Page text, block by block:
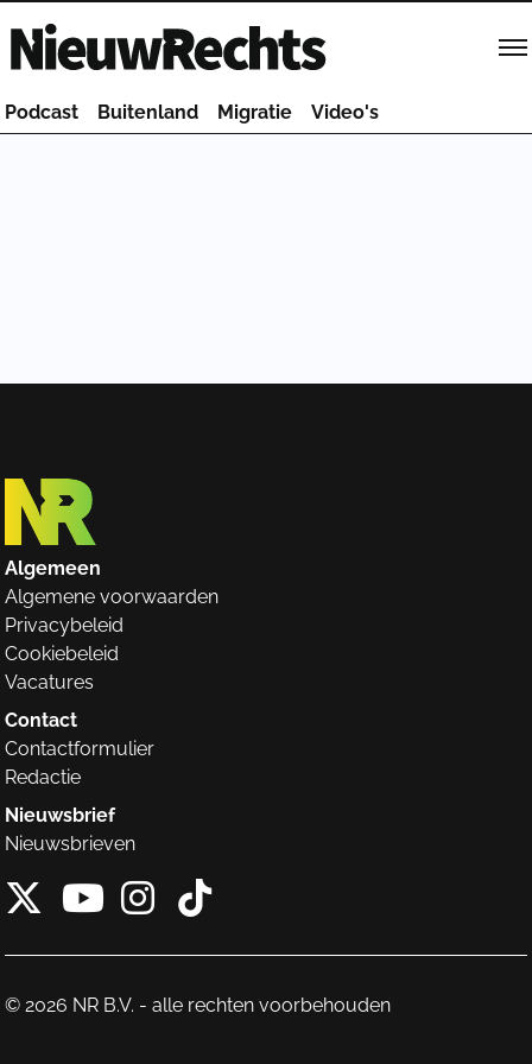
Homepage van NieuwRechts
Podcast Buitenland Migratie Video's
Algemeen
Algemene voorwaarden
Privacybeleid
Cookiebeleid
Vacatures
Contact
Contactformulier
Redactie
Nieuwsbrief
Nieuwsbrieven
X van NieuwRechts
Instagram van
Tiktok van
© 2026 NR B.V. - alle rechten voorbehouden